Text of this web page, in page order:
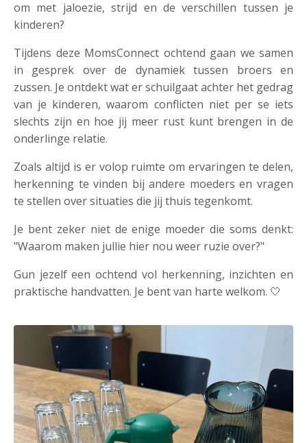
om met jaloezie, strijd en de verschillen tussen je
kinderen?
Tijdens deze MomsConnect ochtend gaan we samen
in gesprek over de dynamiek tussen broers en
zussen. Je ontdekt wat er schuilgaat achter het gedrag
van je kinderen, waarom conflicten niet per se iets
slechts zijn en hoe jij meer rust kunt brengen in de
onderlinge relatie.
Zoals altijd is er volop ruimte om ervaringen te delen,
herkenning te vinden bij andere moeders en vragen
te stellen over situaties die jij thuis tegenkomt.
Je bent zeker niet de enige moeder die soms denkt:
"Waarom maken jullie hier nou weer ruzie over?"
Gun jezelf een ochtend vol herkenning, inzichten en
praktische handvatten. Je bent van harte welkom. 🤍